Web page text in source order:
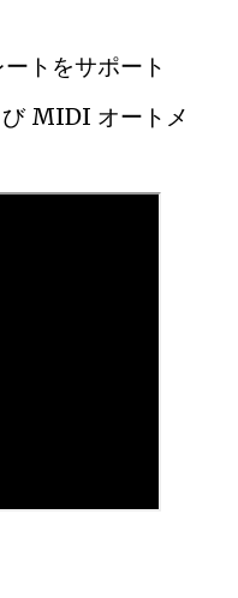
トをサポート
MIDI オートメ